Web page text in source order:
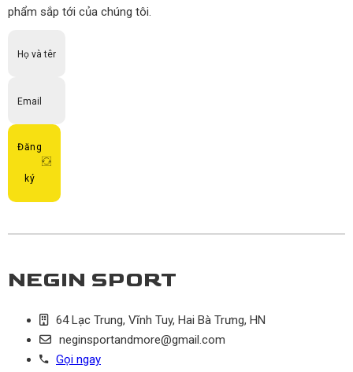
phẩm sắp tới của chúng tôi.
Đăng
ký
NEGIN SPORT
64 Lạc Trung, Vĩnh Tuy, Hai Bà Trưng, HN
neginsportandmore@gmail.com
Gọi ngay